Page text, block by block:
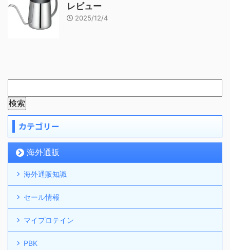
レビュー
2025/12/4
カテゴリー
海外通販
海外通販知識
セール情報
マイプロテイン
PBK